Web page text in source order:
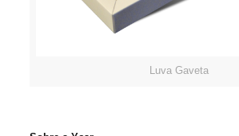
Luva Gaveta